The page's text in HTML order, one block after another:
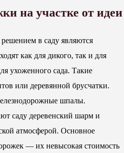
на участке от идеи
в саду являются
как для дикого, так и для
ухоженного сада. Такие
или деревянной брусчатки.
шпалы.
саду деревенский шарм и
атмосферой. Основное
— их невысокая стоимость